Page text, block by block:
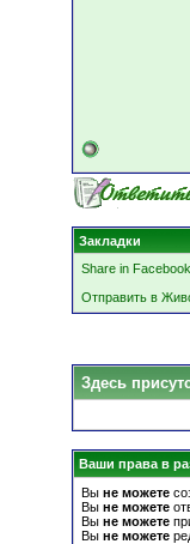
Закладки
Share in Facebook
Отправить в
Здесь
Ваши права в
Вы не можете
Вы не можете
Вы не можете
Вы не можете